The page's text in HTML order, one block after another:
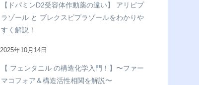
【ドパミンD2受容体作動薬の違い】 アリピプ
ラゾール と ブレクスピプラゾールをわかりや
すく解説！
2025年10月14日
【 フェンタニル の構造化学入門！】〜ファー
マコフォア＆構造活性相関を解説〜